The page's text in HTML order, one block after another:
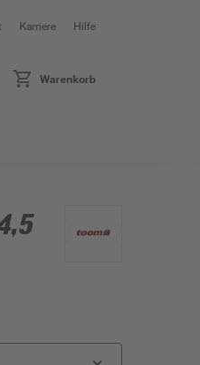
Karriere Hilfe
Warenkorb